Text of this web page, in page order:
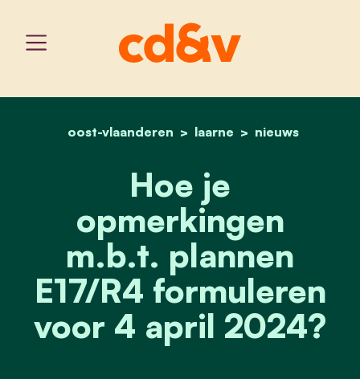
home
oost-vlaanderen laarne nieuws
hoe je opmerkingen
Hoe je
opmerkingen
m.b.t. plannen
E17/R4 formuleren
voor 4 april 2024?